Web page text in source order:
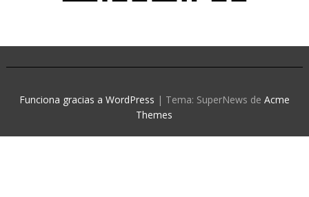
Funciona gracias a WordPress | Tema: SuperNews de Acme
Themes